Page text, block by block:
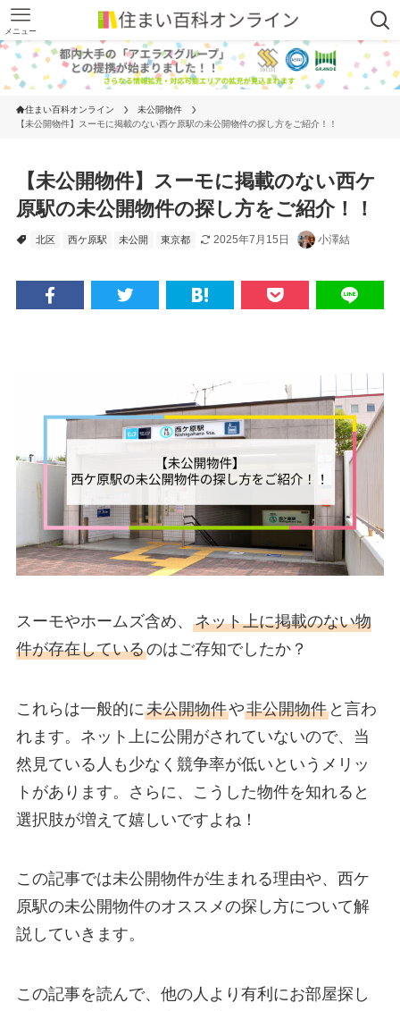
メニュー
住まい百科オンライン
未公開物件
【未公開物件】スーモに掲載のない西ケ原駅の未公開物件の探し方をご紹介！！
【未公開物件】スーモに掲載のない西ケ
原駅の未公開物件の探し方をご紹介！！
北区 西ケ原駅 未公開 東京都 2025年7月15日 小澤結
スーモやホームズ含め、 ネット上に掲載のない物
件が存在しているのはご存知でしたか？
これらは一般的に未公開物件や非公開物件と言わ
れます。ネット上に公開がされていないので、当
然見ている人も少なく競争率が低いというメリッ
トがあります。さらに、こうした物件を知れると
選択肢が増えて嬉しいですよね！
この記事では未公開物件が生まれる理由や、西ケ
原駅の未公開物件のオススメの探し方について解
説していきます。
この記事を読んで、他の人より有利にお部屋探し